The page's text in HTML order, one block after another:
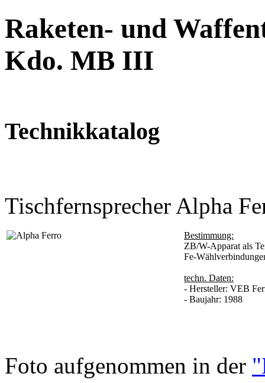
Raketen- und
Kdo. MB III
Technikkatalog
Tischfernsprecher Alpha
Bestimmung:
ZB/W-Apparat als
Fe-
techn. Daten:
- Hersteller: VEB
- Baujahr: 1988
Foto aufgenommen in der